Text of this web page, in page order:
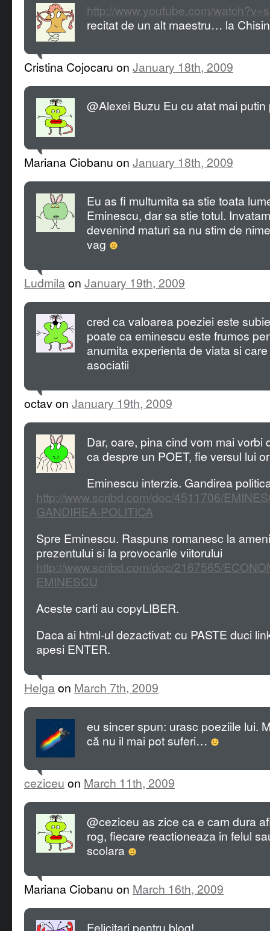
http://www.youtube.com/
recitat de un alt maestru… la
Cristina Cojocaru on January 18th, 2009
@Alexei Buzu Eu cu atat mai
Mariana Ciobanu on January 18th, 2009
Eu as fi multumita sa stie toata
Eminescu, dar sa stie totul.
devenind maturi sa nu stim de
vag
Ludmilaon January 19th, 2009
cred ca valoarea poeziei este
poate ca eminescu este frumos
anumita experienta de viata si
asociatii
octav on January 19th, 2009
Dar, oare, pina cind vom mai vorbi
ca despre un POET, fie versul lui
Eminescu interzis. Gandirea
http://www.scribd.com/doc/4511706/
GANDIREA-POLITICA
Spre Eminescu. Raspuns romanesc la
prezentului si la provocarile viitorului
http://www.scribd.com/doc/2167565/
EMINESCU
Aceste carti au copyLIBER.
Daca ai html-ul dezactivat: cu PASTE duci
apesi ENTER.
Helgaon March 7th, 2009
eu sincer spun: urasc poeziile lui.
că nu il mai pot suferi…
ceziceu on March 11th, 2009
@ceziceu as zice ca e cam dura
rog, fiecare reactioneaza in felul
scolara
Mariana Ciobanu on March 16th, 2009
Felicitari pentru blog!